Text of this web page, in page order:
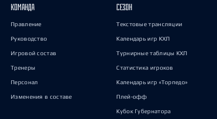
КОМАНДА
Правление
Руководство
Игровой состав
Тренеры
Персонал
Изменения в составе
СЕЗОН
Текстовые трансляции
Календарь игр КХЛ
Турнирные таблицы КХЛ
Статистика игроков
Календарь игр «Торпедо»
Плей-офф
Кубок Губернатора